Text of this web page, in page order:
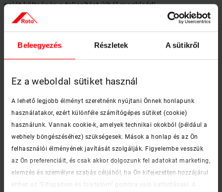
Beleegyezés Részletek A sütikről
Ez a weboldal sütiket használ
A lehető legjobb élményt szeretnénk nyújtani Önnek honlapunk
használatakor, ezért különféle számítógépes sütiket (cookie)
használunk. Vannak cookie-k, amelyek technikai okokból (például a
webhely böngészéséhez) szükségesek. Mások a honlap és az Ön
felhasználói élményének javítását szolgálják. Figyelembe vesszük
az Ön preferenciáit, és csak akkor dolgozunk fel adatokat marketing,
elemzés és személyre szabás céljából, ha Ön kifejezetten hozzájárul
ehhez az "Elfogadom és folytatom" gombra való kattintással. A
saját költségén a teljesítést újból megkísérli.
Árúátvevő a szállítási késedelemmel és téves szállítással
kapcsolatban kártérítési igénnyel nem léphet fel.
Sikertelen kiszállítás esetén mennyibe
Ha a visszaigazolt időpontban az átvétel az áruátvételre
megadott személy hibájából hiúsul meg, úgy azújbóli
kiszállítás költségeaz alábbi díjszabás szerint
leszámlázásra kerül a kereskedő partner felé: